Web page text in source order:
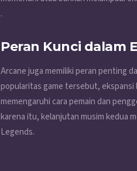
.
Peran Kunci dalam
Arcane juga memiliki peran penting
popularitas game tersebut, ekspansi
memengaruhi cara pemain dan
karena itu, kelanjutan musim kedua
Legends.